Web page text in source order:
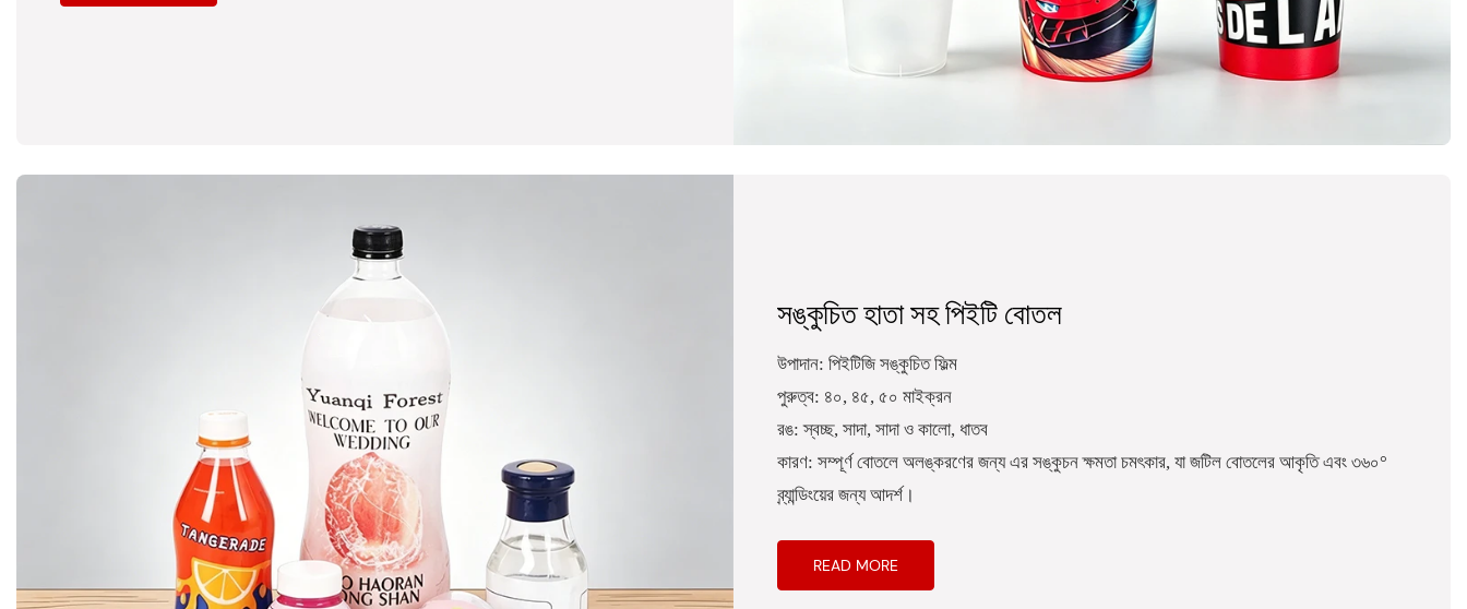
সঙ্কুচিত হাতা সহ পিইটি বোতল
উপাদান: পিইটিজি সঙ্কুচিত ফিল্ম
পুরুত্ব: ৪০, ৪৫, ৫০ মাইক্রন
রঙ: স্বচ্ছ, সাদা, সাদা ও কালো, ধাতব
কারণ: সম্পূর্ণ বোতলে অলঙ্করণের জন্য এর সঙ্কুচন ক্ষমতা চমৎকার, যা জটিল বোতলের আকৃতি এবং ৩৬০°
ব্র্যান্ডিংয়ের জন্য আদর্শ।
READ MORE